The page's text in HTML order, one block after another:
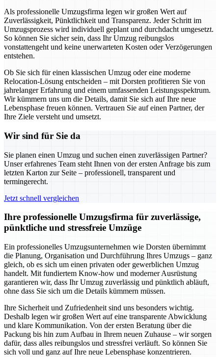
Als professionelle Umzugsfirma legen wir großen Wert auf
Zuverlässigkeit, Pünktlichkeit und Transparenz. Jeder Schritt im
Umzugsprozess wird individuell geplant und durchdacht umgesetzt.
So können Sie sicher sein, dass Ihr Umzug reibungslos
vonstattengeht und keine unerwarteten Kosten oder Verzögerungen
entstehen.
Ob Sie sich für einen klassischen Umzug oder eine moderne
Relocation-Lösung entscheiden – mit Dorsten profitieren Sie von
jahrelanger Erfahrung und einem umfassenden Leistungsspektrum.
Wir kümmern uns um die Details, damit Sie sich auf Ihre neue
Lebensphase freuen können. Vertrauen Sie auf einen Partner, der
Ihre Ziele versteht und umsetzt.
Wir sind für Sie da
Sie planen einen Umzug und suchen einen zuverlässigen Partner?
Unser erfahrenes Team steht Ihnen von der ersten Anfrage bis zum
letzten Karton zur Seite – professionell, transparent und
termingerecht.
Jetzt schnell vergleichen
Ihre professionelle Umzugsfirma für zuverlässige,
pünktliche und stressfreie Umzüge
Ein professionelles Umzugsunternehmen wie Dorsten übernimmt
die Planung, Organisation und Durchführung Ihres Umzugs – ganz
gleich, ob es sich um einen privaten oder gewerblichen Umzug
handelt. Mit fundiertem Know-how und moderner Ausrüstung
garantieren wir, dass Ihr Umzug zuverlässig und pünktlich abläuft,
ohne dass Sie sich um die Details kümmern müssen.
Ihre Sicherheit und Zufriedenheit sind uns besonders wichtig.
Deshalb legen wir großen Wert auf eine transparente Abwicklung
und klare Kommunikation. Von der ersten Beratung über die
Packung bis hin zum Aufbau in Ihrem neuen Zuhause – wir sorgen
dafür, dass alles reibungslos und stressfrei verläuft. So können Sie
sich voll und ganz auf Ihre neue Lebensphase konzentrieren.